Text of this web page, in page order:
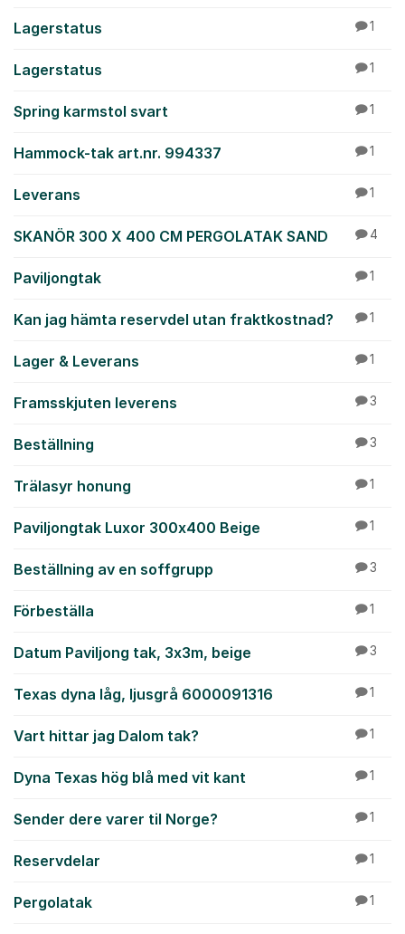
Lagerstatus 1
Lagerstatus 1
Spring karmstol svart 1
Hammock-tak art.nr. 994337 1
Leverans 1
SKANÖR 300 X 400 CM PERGOLATAK SAND 4
Paviljongtak 1
Kan jag hämta reservdel utan fraktkostnad? 1
Lager & Leverans 1
Framsskjuten leverens 3
Beställning 3
Trälasyr honung 1
Paviljongtak Luxor 300x400 Beige 1
Beställning av en soffgrupp 3
Förbeställa 1
Datum Paviljong tak, 3x3m, beige 3
Texas dyna låg, ljusgrå 6000091316 1
Vart hittar jag Dalom tak? 1
Dyna Texas hög blå med vit kant 1
Sender dere varer til Norge? 1
Reservdelar 1
Pergolatak 1